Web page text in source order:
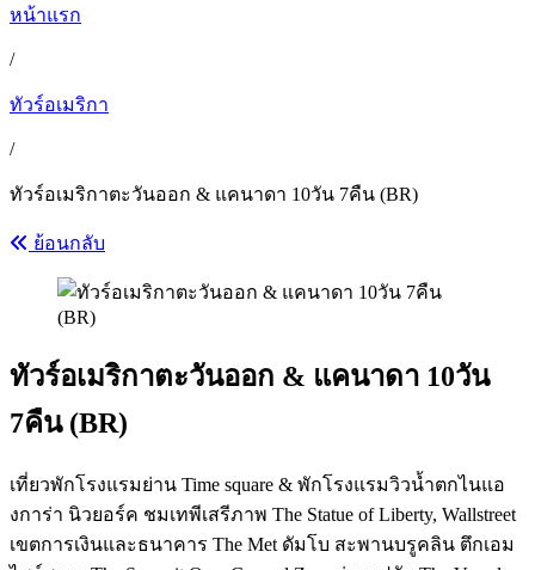
หน้าแรก
/
ทัวร์อเมริกา
/
ทัวร์อเมริกาตะวันออก & แคนาดา 10วัน 7คืน (BR)
ย้อนกลับ
ทัวร์อเมริกาตะวันออก & แคนาดา 10วัน
7คืน (BR)
เที่ยวพักโรงแรมย่าน Time square & พักโรงแรมวิวน้ำตกไนแอ
งการ่า นิวยอร์ค ชมเทพีเสรีภาพ The Statue of Liberty, Wallstreet
เขตการเงินและธนาคาร The Met ดัมโบ สะพานบรูคลิน ตึกเอม